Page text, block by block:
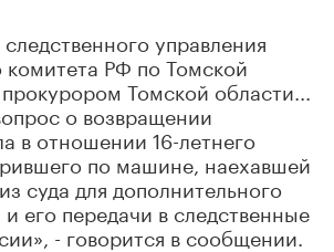
управления
комитета РФ по Томской
Томской области...
о возвращении
в отношении 16-летнего
по машине, наехавшей
суда для дополнительного
его передачи в следственные
- говорится в сообщении.